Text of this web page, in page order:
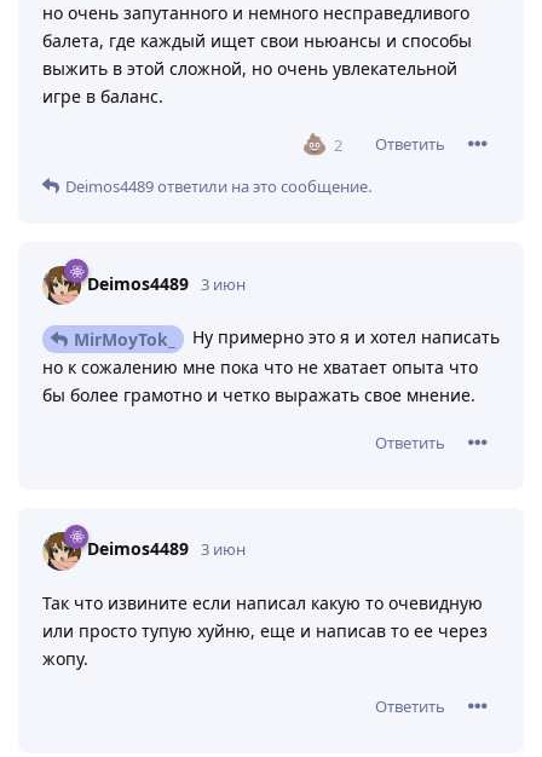
но очень запутанного и немного несправедливого
балета, где каждый ищет свои ньюансы и способы
выжить в этой сложной, но очень увлекательной
игре в баланс.
2
Ответить
Deimos4489ответили на это сообщение.
Deimos4489 3 июн
MirMoyTok_
Ну примерно это я и хотел написать
но к сожалению мне пока что не хватает опыта что
бы более грамотно и четко выражать свое мнение.
Ответить
Deimos4489 3 июн
Так что извините если написал какую то очевидную
или просто тупую хуйню, еще и написав то ее через
жопу.
Ответить